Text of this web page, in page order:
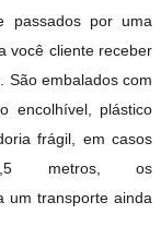
passados por uma
você cliente receber
São embalados com
encolhível, plástico
frágil, em casos
metros, os
um transporte ainda